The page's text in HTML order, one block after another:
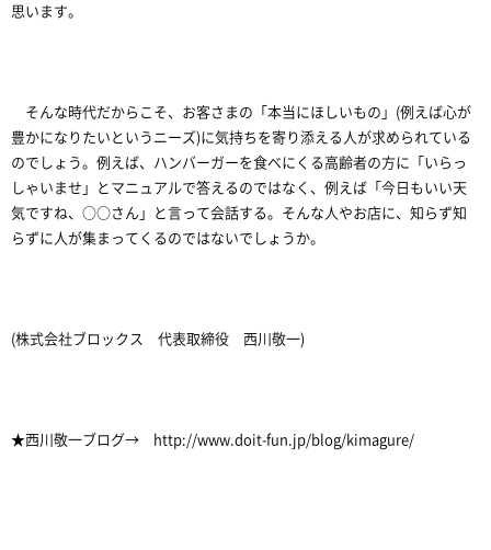
思います。
そんな時代だからこそ、お客さまの「本当にほしいもの」(例えば心が
豊かになりたいというニーズ)に気持ちを寄り添える人が求められている
のでしょう。例えば、ハンバーガーを食べにくる高齢者の方に「いらっ
しゃいませ」とマニュアルで答えるのではなく、例えば「今日もいい天
気ですね、○○さん」と言って会話する。そんな人やお店に、知らず知
らずに人が集まってくるのではないでしょうか。
(株式会社ブロックス 代表取締役 西川敬一)
★西川敬一ブログ→ http://www.doit-fun.jp/blog/kimagure/